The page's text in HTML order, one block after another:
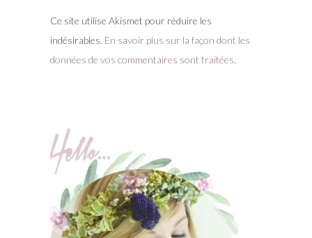
Ce site utilise Akismet pour réduire les
indésirables. En savoir plus sur la façon dont les
données de vos commentaires sont traitées.